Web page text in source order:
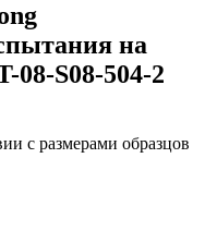
на
08-S08-504-2
с размерами образцов